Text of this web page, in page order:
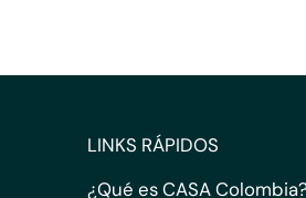
LINKS RÁPIDOS
¿Qué es CASA